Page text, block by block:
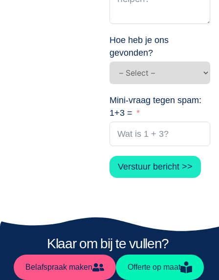
Hoe heb je ons
gevonden?
Mini-vraag tegen spam:
1+3 =
Verstuur bericht >>
Klaar om bij te vullen? ​
Belafspraak maken Offerte op maat